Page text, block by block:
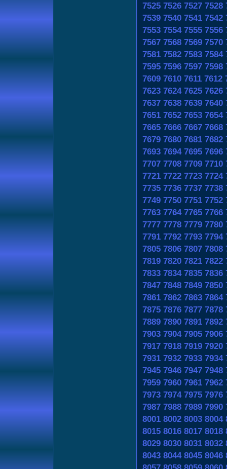
7525 7526 7527 7528
7539 7540 7541 7542
7553 7554 7555 7556
7567 7568 7569 7570
7581 7582 7583 7584
7595 7596 7597 7598
7609 7610 7611 7612
7623 7624 7625 7626
7637 7638 7639 7640
7651 7652 7653 7654
7665 7666 7667 7668
7679 7680 7681 7682
7693 7694 7695 7696
7707 7708 7709 7710
7721 7722 7723 7724
7735 7736 7737 7738
7749 7750 7751 7752
7763 7764 7765 7766
7777 7778 7779 7780
7791 7792 7793 7794
7805 7806 7807 7808
7819 7820 7821 7822
7833 7834 7835 7836
7847 7848 7849 7850
7861 7862 7863 7864
7875 7876 7877 7878
7889 7890 7891 7892
7903 7904 7905 7906
7917 7918 7919 7920
7931 7932 7933 7934
7945 7946 7947 7948
7959 7960 7961 7962
7973 7974 7975 7976
7987 7988 7989 7990
8001 8002 8003 8004
8015 8016 8017 8018
8029 8030 8031 8032
8043 8044 8045 8046